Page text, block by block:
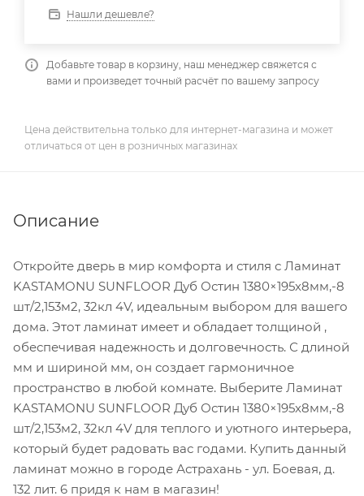
Нашли дешевле?
Добавьте товар в корзину, наш менеджер свяжется с
вами и произведет точный расчёт по вашему запросу
Цена действительна только для интернет-магазина и может
отличаться от цен в розничных магазинах
Описание
Откройте дверь в мир комфорта и стиля с Ламинат
KASTAMONU SUNFLOOR Дуб Остин 1380×195х8мм,-8
шт/2,153м2, 32кл 4V, идеальным выбором для вашего
дома. Этот ламинат имеет и обладает толщиной ,
обеспечивая надежность и долговечность. С длиной
мм и шириной мм, он создает гармоничное
пространство в любой комнате. Выберите Ламинат
KASTAMONU SUNFLOOR Дуб Остин 1380×195х8мм,-8
шт/2,153м2, 32кл 4V для теплого и уютного интерьера,
который будет радовать вас годами. Купить данный
ламинат можно в городе Астрахань - ул. Боевая, д.
132 лит. 6 придя к нам в магазин!